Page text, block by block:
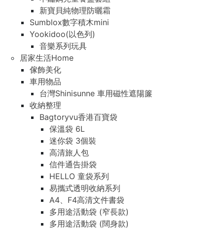
新寶貝純物理防曬霜
Sumblox數字積木mini
Yookidoo(以色列)
音樂系列玩具
居家生活Home
傢飾美化
車用物品
台灣Shinisunne 車用磁性遮陽簾
收納整理
Bagtoryvu香港百寶袋
保溫袋 6L
迷你袋 3個裝
高清旅人包
信件通告掛袋
HELLO 童袋系列
易攜式透明收納系列
A4、F4高清文件書袋
多用途活動袋 (窄長款)
多用途活動袋 (闊身款)